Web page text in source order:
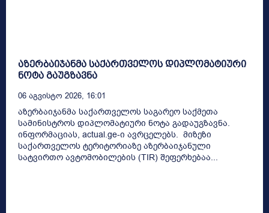
აზერბაიჯანმა საქართველოს დიპლომატიური
ნოტა გაუგზავნა
06 Აგვისტო 2026, 16:01
აზერბაიჯანმა საქართველოს საგარეო საქმეთა
სამინისტროს დიპლომატიური ნოტა გადაუგზავნა.
ინფორმაციას, actual.ge-ი ავრცელებს. მიზეზი
საქართველოს ტერიტორიაზე აზერბაიჯანული
სატვირთო ავტომობილების (TIR) შეფერხებაა...